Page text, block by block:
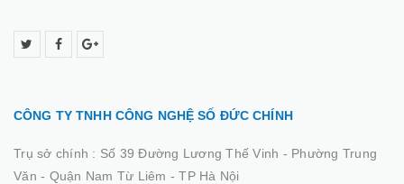
CÔNG TY TNHH CÔNG NGHỆ SỐ ĐỨC CHÍNH
Trụ sở chính : Số 39 Đường Lương Thế Vinh - Phường Trung
Văn - Quận Nam Từ Liêm - TP Hà Nội